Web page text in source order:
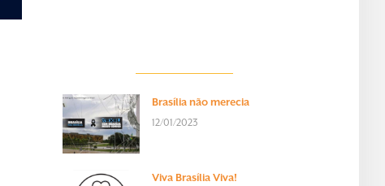
Brasília não merecia
12/01/2023
Viva Brasília Viva!